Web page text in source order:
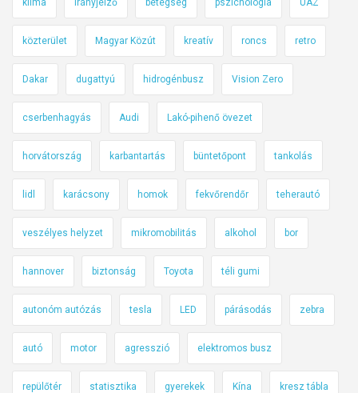
közterület Magyar Közút kreatív roncs retro
Dakar dugattyú hidrogénbusz Vision Zero
cserbenhagyás Audi Lakó-pihenő övezet
horvátország karbantartás büntetőpont tankolás
lidl karácsony homok fekvőrendőr teherautó
veszélyes helyzet mikromobilitás alkohol bor
hannover biztonság Toyota téli gumi
autonóm autózás tesla LED párásodás zebra
autó motor agresszió elektromos busz
repülőtér statisztika gyerekek Kína kresz tábla